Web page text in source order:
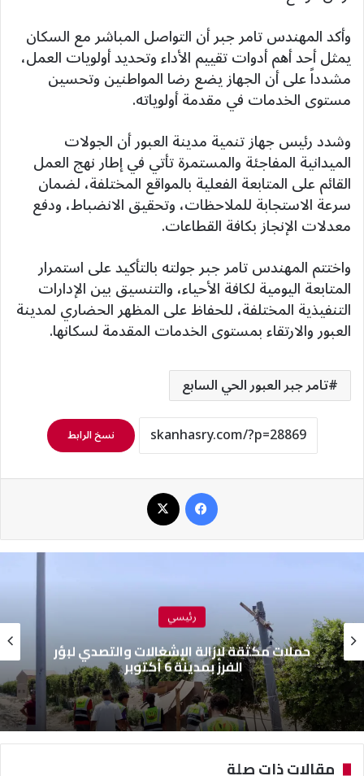
وأكد المهندس تامر جبر أن التواصل المباشر مع السكان
يمثل أحد أهم أدوات تقييم الأداء وتحديد أولويات العمل،
مشدداً على أن الجهاز يضع رضا المواطنين وتحسين
مستوى الخدمات في مقدمة أولوياته.
وشدد رئيس جهاز تنمية مدينة العبور أن الجولات
الميدانية المفاجئة والمستمرة تأتي في إطار نهج العمل
القائم على المتابعة الفعلية بالمواقع المختلفة، لضمان
سرعة الاستجابة للملاحظات، وتحقيق الانضباط، ودفع
معدلات الإنجاز بكافة القطاعات.
واختتم المهندس تامر جبر جولته بالتأكيد على استمرار
المتابعة اليومية لكافة الأحياء، والتنسيق بين الإدارات
التنفيذية المختلفة، للحفاظ على المظهر الحضاري لمدينة
العبور والارتقاء بمستوى الخدمات المقدمة لسكانها.
تامر جبر العبور الحي السابع
نسخ الرابط
رئيسي
حملات مكثقة لإزالة الإشغالات والتصدي لبؤر
الفرز بمدينة 6 أكتوبر
مقالات ذات صلة